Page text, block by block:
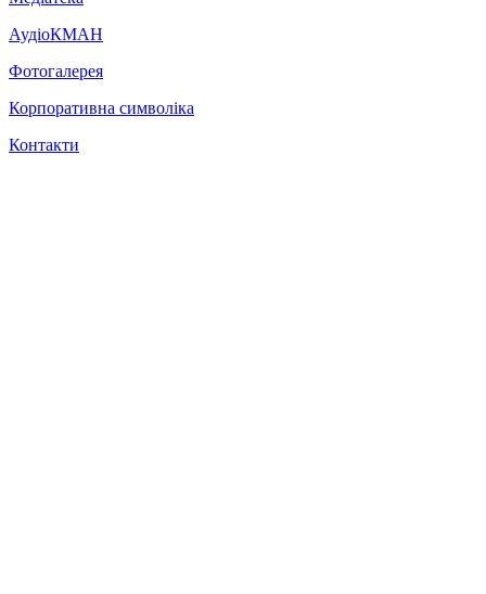
АудіоКМАН
Фотогалерея
Корпоративна символіка
Контакти